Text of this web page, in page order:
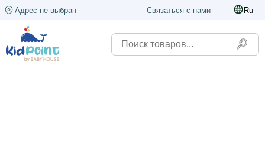
Адрес не выбран Связаться с нами Ru